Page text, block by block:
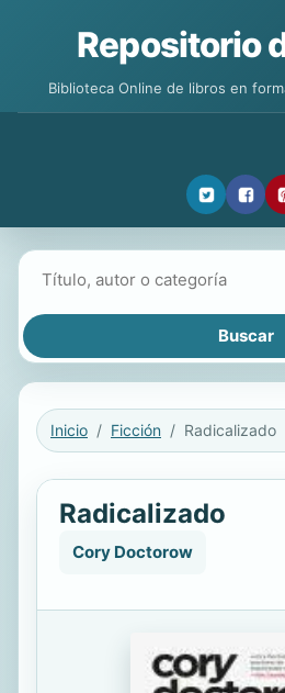
Repositorio
Biblioteca Online de libros en
Inicio Ficción Radicalizado
Radicalizado
Cory Doctorow